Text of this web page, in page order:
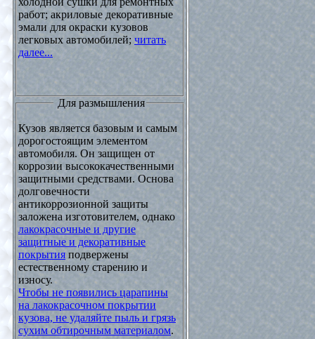
работ; акриловые декоративные
эмали для окраски кузовов
легковых автомобилей; читать
далее...
Для размышления
Кузов является базовым и самым
дорогостоящим элементом
автомобиля. Он защищен от
коррозии высококачественными
защитными средствами. Основа
долговечности
антикоррозионной защиты
заложена изготовителем, однако
лакокрасочные и другие
защитные и декоративные
покрытия подвержены
естественному старению и
износу.
Чтобы не появились царапины
на лакокрасочном покрытии
кузова, не удаляйте пыль и грязь
сухим обтирочным материалом.